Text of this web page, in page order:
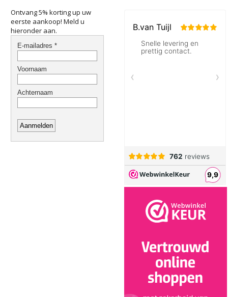
Ontvang 5% korting up uw
eerste aankoop! Meld u
hieronder aan.